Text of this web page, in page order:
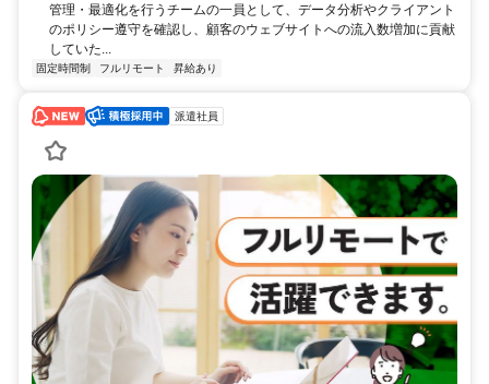
管理・最適化を行うチームの一員として、データ分析やクライアント
のポリシー遵守を確認し、顧客のウェブサイトへの流入数増加に貢献
していた...
固定時間制 フルリモート 昇給あり
派遣社員